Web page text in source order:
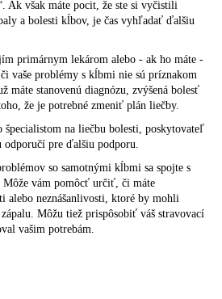
Ak však máte pocit, že ste si vyčistili
a bolesti kĺbov, je čas vyhľadať ďalšiu
primárnym lekárom alebo - ak ho máte -
vaše problémy s kĺbmi nie sú príznakom
máte stanovenú diagnózu, zvýšená bolesť
že je potrebné zmeniť plán liečby.
špecialistom na liečbu bolesti, poskytovateľ
pre ďalšiu podporu.
so samotnými kĺbmi sa spojte s
vám pomôcť určiť, či máte
alebo neznášanlivosti, ktoré by mohli
Môžu tiež prispôsobiť váš stravovací
vašim potrebám.